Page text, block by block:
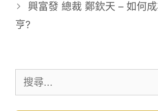
興富發 總裁 鄭欽天 – 如何
亨?